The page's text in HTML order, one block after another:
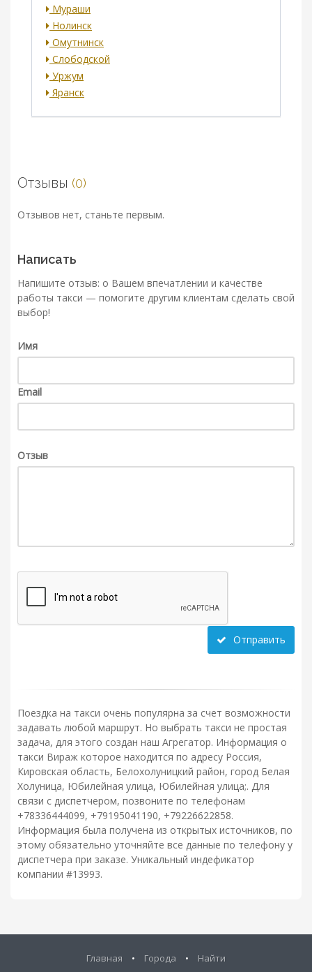
Мураши
Нолинск
Омутнинск
Слободской
Уржум
Яранск
Отзывы (0)
Отзывов нет, станьте первым.
Написать
Напишите отзыв: о Вашем впечатлении и качестве
работы такси — помогите другим клиентам сделать свой
выбор!
Имя
Email
Отзыв
Отправить
Поездка на такси очень популярна за счет возможности
задавать любой маршрут. Но выбрать такси не простая
задача, для этого создан наш Агрегатор. Информация о
такси Вираж которое находится по адресу Россия,
Кировская область, Белохолуницкий район, город Белая
Холуница, Юбилейная улица, Юбилейная улица;. Для
связи с диспетчером, позвоните по телефонам
+78336444099, +79195041190, +79226622858.
Информация была получена из открытых источников, по
этому обязательно уточняйте все данные по телефону у
диспетчера при заказе. Уникальный индефикатор
компании #13993.
Главная • Города • Найти